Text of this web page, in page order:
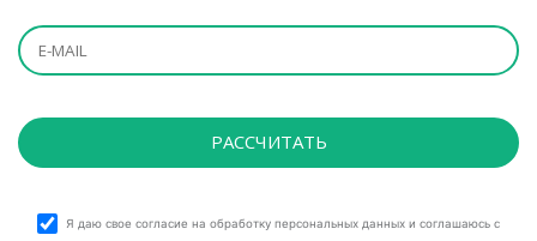
Я даю свое согласие на обработку персональных данных и соглашаюсь с